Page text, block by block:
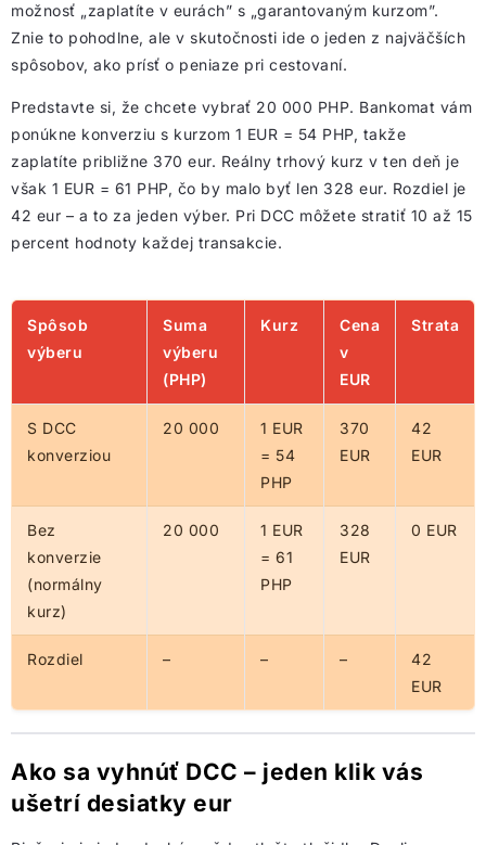
možnosť „zaplatíte v eurách” s „garantovaným kurzom”.
Znie to pohodlne, ale v skutočnosti ide o jeden z najväčších
spôsobov, ako prísť o peniaze pri cestovaní.
Predstavte si, že chcete vybrať 20 000 PHP. Bankomat vám
ponúkne konverziu s kurzom 1 EUR = 54 PHP, takže
zaplatíte približne 370 eur. Reálny trhový kurz v ten deň je
však 1 EUR = 61 PHP, čo by malo byť len 328 eur. Rozdiel je
42 eur – a to za jeden výber. Pri DCC môžete stratiť 10 až 15
percent hodnoty každej transakcie.
Spôsob
výberu
Suma
výberu
(PHP)
Kurz
Cena
v
EUR
Strata
S DCC
konverziou
20 000
1 EUR
= 54
PHP
370
EUR
42
EUR
Bez
konverzie
(normálny
kurz)
20 000
1 EUR
= 61
PHP
328
EUR
0 EUR
Rozdiel – – –
42
EUR
Ako sa vyhnúť DCC – jeden klik vás
ušetrí desiatky eur